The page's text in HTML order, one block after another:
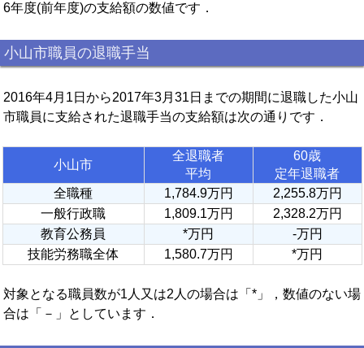
6年度(前年度)の支給額の数値です．
小山市職員の退職手当
2016年4月1日から2017年3月31日までの期間に退職した小山
市職員に支給された退職手当の支給額は次の通りです．
小山市
全退職者
平均
60歳
定年退職者
全職種
1,784.9万円
2,255.8万円
一般行政職
1,809.1万円
2,328.2万円
教育公務員
*万円
-万円
技能労務職全体
1,580.7万円 *万円
対象となる職員数が1人又は2人の場合は「*」，数値のない場
合は「－」としています．